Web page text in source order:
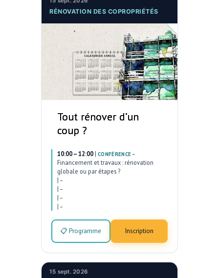
RÉNOVATION DES COPROPRIÉTÉS
Tout rénover d’un
coup ?
10:00 – 12:00 | CONFÉRENCE –
Financement et travaux : rénovation
globale ou par étapes ?
| –
| –
| –
| –
📋 Programme Inscription
15 sept. 2026